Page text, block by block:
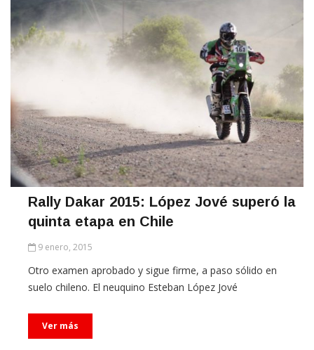
Rally Dakar 2015: López Jové superó la
quinta etapa en Chile
9 enero, 2015
Otro examen aprobado y sigue firme, a paso sólido en
suelo chileno. El neuquino Esteban López Jové
Ver más